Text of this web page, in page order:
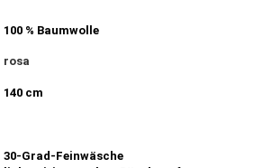
100 % Baumwolle
rosa
140 cm
30-Grad-Feinwäsche